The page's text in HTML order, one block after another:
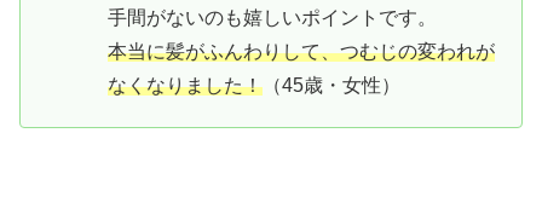
手間がないのも嬉しいポイントです。
本当に髪がふんわりして、つむじの変われが
なくなりました！ （45歳・女性）